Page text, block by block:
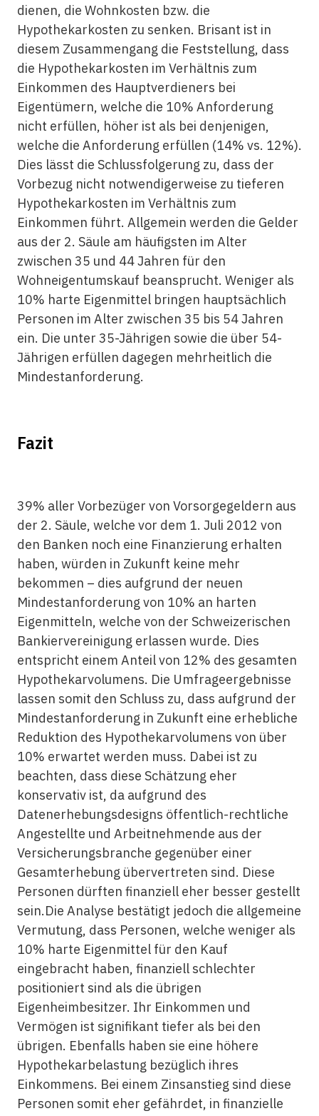
dienen, die Wohnkosten bzw. die
Hypothekarkosten zu senken. Brisant ist in
diesem Zusammengang die Feststellung, dass
die Hypothekarkosten im Verhältnis zum
Einkommen des Hauptverdieners bei
Eigentümern, welche die 10% Anforderung
nicht erfüllen, höher ist als bei denjenigen,
welche die Anforderung erfüllen (14% vs. 12%).
Dies lässt die Schlussfolgerung zu, dass der
Vorbezug nicht notwendigerweise zu tieferen
Hypothekarkosten im Verhältnis zum
Einkommen führt. Allgemein werden die Gelder
aus der 2. Säule am häufigsten im Alter
zwischen 35 und 44 Jahren für den
Wohneigentumskauf beansprucht. Weniger als
10% harte Eigenmittel bringen hauptsächlich
Personen im Alter zwischen 35 bis 54 Jahren
ein. Die unter 35-Jährigen sowie die über 54-
Jährigen erfüllen dagegen mehrheitlich die
Mindestanforderung.
Fazit
39% aller Vorbezüger von Vorsorgegeldern aus
der 2. Säule, welche vor dem 1. Juli 2012 von
den Banken noch eine Finanzierung erhalten
haben, würden in Zukunft keine mehr
bekommen – dies aufgrund der neuen
Mindestanforderung von 10% an harten
Eigenmitteln, welche von der Schweizerischen
Bankiervereinigung erlassen wurde. Dies
entspricht einem Anteil von 12% des gesamten
Hypothekarvolumens. Die Umfrageergebnisse
lassen somit den Schluss zu, dass aufgrund der
Mindestanforderung in Zukunft eine erhebliche
Reduktion des Hypothekarvolumens von über
10% erwartet werden muss. Dabei ist zu
beachten, dass diese Schätzung eher
konservativ ist, da aufgrund des
Datenerhebungsdesigns öffentlich-rechtliche
Angestellte und Arbeitnehmende aus der
Versicherungsbranche gegenüber einer
Gesamterhebung übervertreten sind. Diese
Personen dürften finanziell eher besser gestellt
sein.Die Analyse bestätigt jedoch die allgemeine
Vermutung, dass Personen, welche weniger als
10% harte Eigenmittel für den Kauf
eingebracht haben, finanziell schlechter
positioniert sind als die übrigen
Eigenheimbesitzer. Ihr Einkommen und
Vermögen ist signifikant tiefer als bei den
übrigen. Ebenfalls haben sie eine höhere
Hypothekarbelastung bezüglich ihres
Einkommens. Bei einem Zinsanstieg sind diese
Personen somit eher gefährdet, in finanzielle